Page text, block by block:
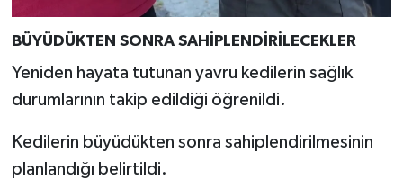
BÜYÜDÜKTEN SONRA SAHİPLENDİRİLECEKLER
Yeniden hayata tutunan yavru kedilerin sağlık
durumlarının takip edildiği öğrenildi.
Kedilerin büyüdükten sonra sahiplendirilmesinin
planlandığı belirtildi.